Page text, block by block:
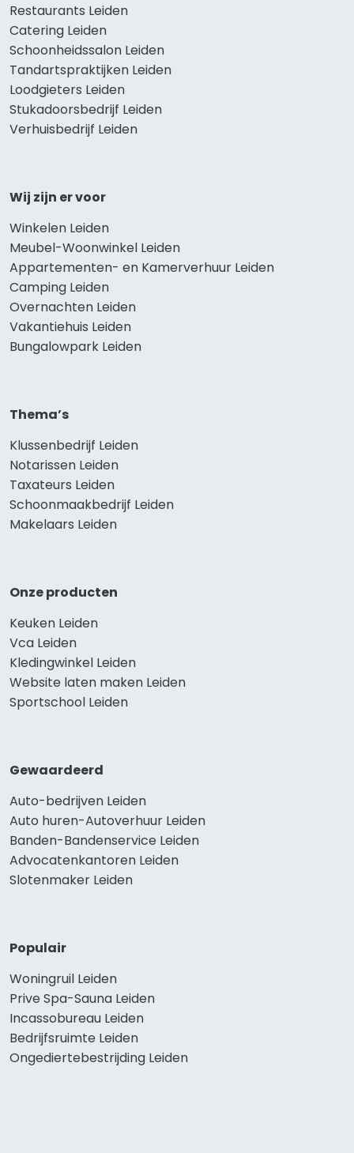
Restaurants Leiden
Catering Leiden
Schoonheidssalon Leiden
Tandartspraktijken Leiden
Loodgieters Leiden
Stukadoorsbedrijf Leiden
Verhuisbedrijf Leiden
Wij zijn er voor
Winkelen Leiden
Meubel-Woonwinkel Leiden
Appartementen- en Kamerverhuur Leiden
Camping Leiden
Overnachten Leiden
Vakantiehuis Leiden
Bungalowpark Leiden
Thema’s
Klussenbedrijf Leiden
Notarissen Leiden
Taxateurs Leiden
Schoonmaakbedrijf Leiden
Makelaars Leiden
Onze producten
Keuken Leiden
Vca Leiden
Kledingwinkel Leiden
Website laten maken Leiden
Sportschool Leiden
Gewaardeerd
Auto-bedrijven Leiden
Auto huren-Autoverhuur Leiden
Banden-Bandenservice Leiden
Advocatenkantoren Leiden
Slotenmaker Leiden
Populair
Woningruil Leiden
Prive Spa-Sauna Leiden
Incassobureau Leiden
Bedrijfsruimte Leiden
Ongediertebestrijding Leiden